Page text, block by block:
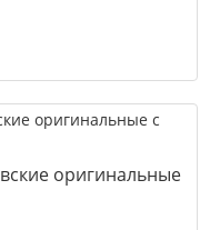
оригинальные